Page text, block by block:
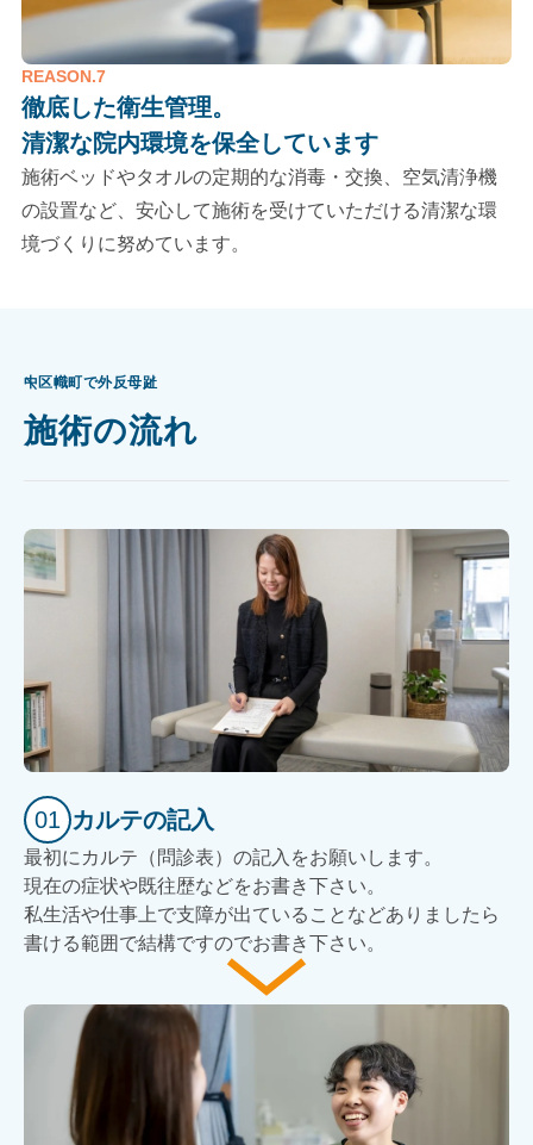
REASON.7
徹底した衛生管理。
清潔な院内環境を保全しています
施術ベッドやタオルの定期的な消毒・交換、空気清浄機
の設置など、安心して施術を受けていただける清潔な環
境づくりに努めています。
中区幟町で外反母趾
施術の流れ
01 カルテの記入
最初にカルテ（問診表）の記入をお願いします。
現在の症状や既往歴などをお書き下さい。
私生活や仕事上で支障が出ていることなどありましたら
書ける範囲で結構ですのでお書き下さい。